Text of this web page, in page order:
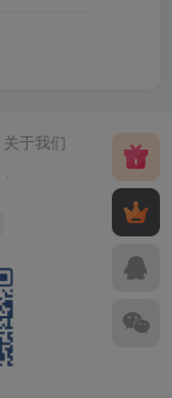
关于我们
·